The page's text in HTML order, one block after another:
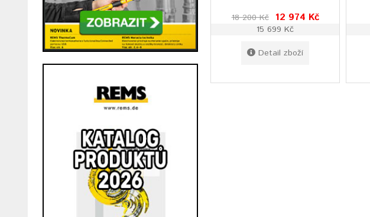
18 200 Kč 12 974 Kč
15 699 Kč
Detail zboží